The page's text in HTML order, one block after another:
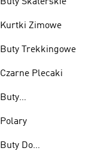
Kurtki Zimowe
Buty Trekkingowe
Czarne Plecaki
Buty
Polary
Buty Do